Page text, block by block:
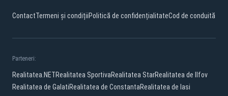
ContactTermeni și condițiiPolitică de confidențialitateCod de conduită
Parteneri:
Realitatea.NETRealitatea SportivaRealitatea StarRealitatea de Ilfov
Realitatea de GalatiRealitatea de ConstantaRealitatea de Iasi